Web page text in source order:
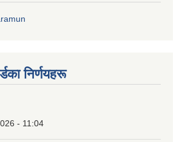
निर्णयहरू
- 11:04